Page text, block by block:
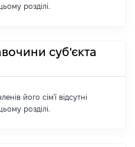
розділі.
суб'єкта
його сім'ї відсутні
розділі.